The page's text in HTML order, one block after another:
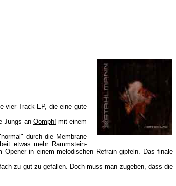
vier-Track-EP, die eine gute
Jungs an Oomph! mit einem
durch die Membrane
etwas mehr Rammstein-
in einem melodischen Refrain gipfeln. Das finale
zu gut zu gefallen. Doch muss man zugeben, dass die